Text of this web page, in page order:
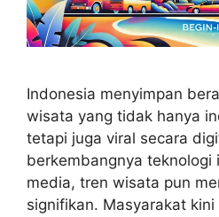
Indonesia menyimpan
wisata yang tidak hanya
tetapi juga viral secara
berkembangnya teknologi
media, tren wisata pun
signifikan. Masyarakat